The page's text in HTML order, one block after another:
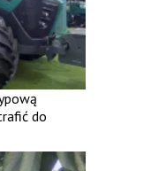
do